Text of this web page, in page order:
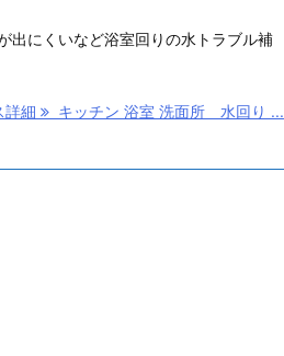
にくいなど浴室回りの水トラブル補
詳細 キッチン 浴室 洗面所 水回り ...